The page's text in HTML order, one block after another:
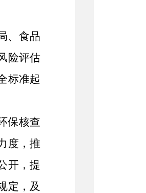
、食品
险评估
标准起
保核查
度，推
开，提
定，及